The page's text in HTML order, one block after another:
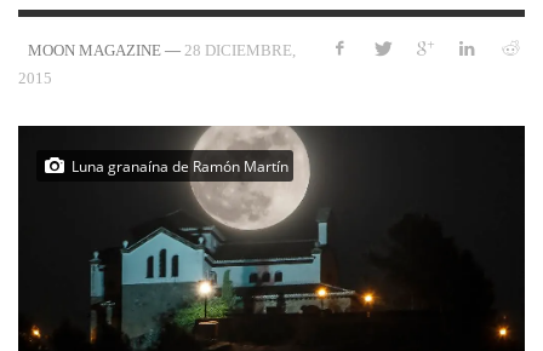
MOON MAGAZINE — 28 DICIEMBRE,
2015
Luna granaína de Ramón Martín